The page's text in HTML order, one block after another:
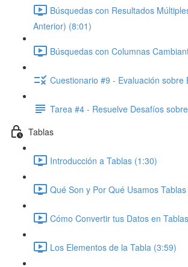
Búsquedas con Resultados
Anterior) (8:01)
Búsquedas con Columnas
Cuestionario #9 - Evaluación sobre
Tarea #4 - Resuelve Desafíos
Tablas
Introducción a Tablas (1:30)
Qué Son y Por Qué Usamos
Cómo Convertir tus Datos en
Los Elementos de la Tabla (3:59)